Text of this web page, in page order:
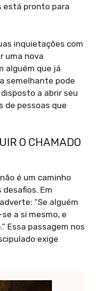
está pronto para
inquietações com
uma nova
alguém que já
semelhante pode
a abrir seu
de pessoas que
O CHAMADO
é um caminho
Em
“Se alguém
a si mesmo, e
Essa passagem nos
exige